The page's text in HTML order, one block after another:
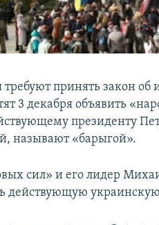
принять закон об
3 декабря объявить
президенту
называют «барыгой».
сил» и его лидер
действующую украинскую